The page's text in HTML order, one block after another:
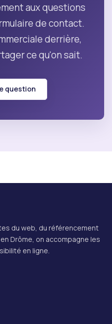
aux questions
de contact.
derrière,
ce qu'on sait.
question
du web, du référencement
Drôme, on accompagne les
en ligne.